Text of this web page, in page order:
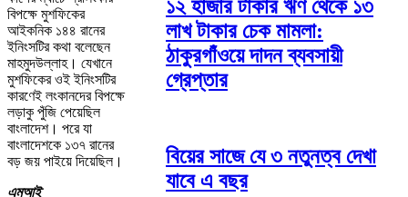
বিপক্ষে মুশফিকের
আইকনিক ১৪৪ রানের
ইনিংসটির কথা বলেছেন
মাহমুদউল্লাহ। যেখানে
মুশফিকের ওই ইনিংসটির
কারণেই লংকানদের বিপক্ষে
লড়াকু পুঁজি পেয়েছিল
বাংলাদেশ। পরে যা
বাংলাদেশকে ১৩৭ রানের
বড় জয় পাইয়ে দিয়েছিল।
এমআই
১২ হাজার টাকার ঋণ থেকে ১৩
লাখ টাকার চেক মামলা:
ঠাকুরগাঁওয়ে দাদন ব্যবসায়ী
গ্রেপ্তার
বিয়ের সাজে যে ৩ নতুনত্ব দেখা
যাবে এ বছর